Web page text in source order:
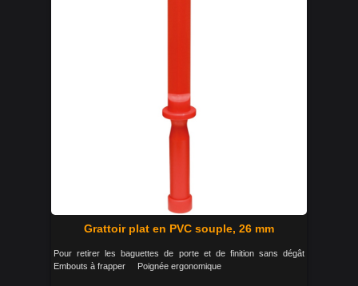
Grattoir plat en PVC souple, 26 mm
Pour retirer les baguettes de porte et de finition sans dégât
Embouts à frapper Poignée ergonomique